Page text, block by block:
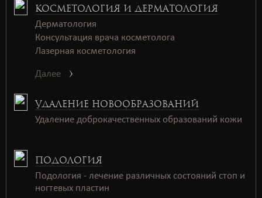
КОСМЕТОЛОГИЯ И ДЕРМАТОЛОГИЯ
Дерматология
Консультация врача косметолога
Лазерная косметология
Далее
УДАЛЕНИЕ НОВООБРАЗОВАНИЙ
Удаление доброкачественных образований кожи
ПОДОЛОГИЯ
Подология - лечение различных состояний стоп и
ногтевых пластин